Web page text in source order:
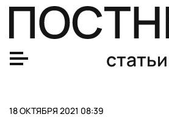
статьи
18 ОКТЯБРЯ 2021 08:39
Мальчик с персиками: за что